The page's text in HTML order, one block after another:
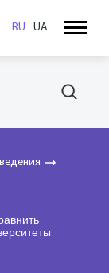
RU UA